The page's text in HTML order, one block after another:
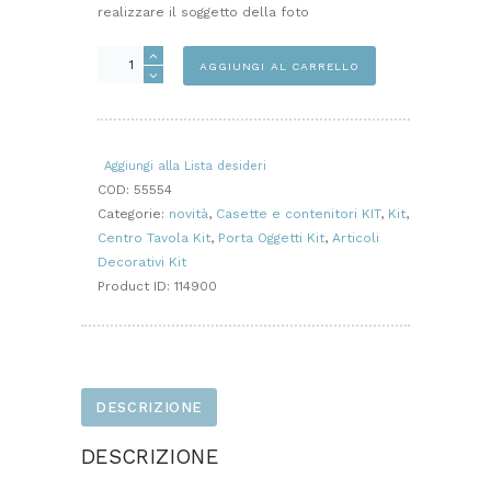
realizzare il soggetto della foto
CASETTA
AGGIUNGI AL CARRELLO
Aggiungi alla Lista desideri
COD: 55554
Categorie: novità, Casette e contenitori KIT, Kit,
Centro Tavola Kit, Porta Oggetti Kit, Articoli
Decorativi Kit
Product ID: 114900
DESCRIZIONE
DESCRIZIONE